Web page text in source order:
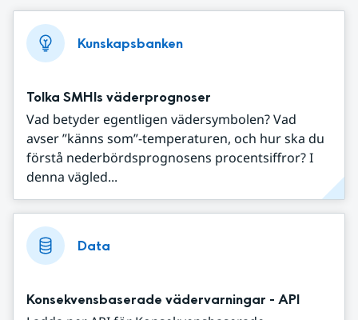
Kunskapsbanken
Tolka SMHIs väderprognoser
Vad betyder egentligen vädersymbolen? Vad
avser ”känns som”-temperaturen, och hur ska du
förstå nederbördsprognosens procentsiffror? I
denna vägled...
Data
Konsekvensbaserade vädervarningar - API